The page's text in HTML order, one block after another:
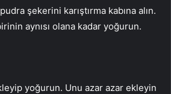
şekerini karıştırma kabına alın.
aynısı olana kadar yoğurun.
yoğurun. Unu azar azar ekleyin